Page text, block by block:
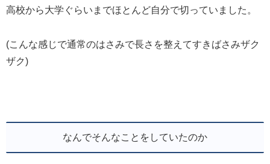
高校から大学ぐらいまでほとんど自分で切っていました。
(こんな感じで通常のはさみで長さを整えてすきばさみザク
ザク)
なんでそんなことをしていたのか